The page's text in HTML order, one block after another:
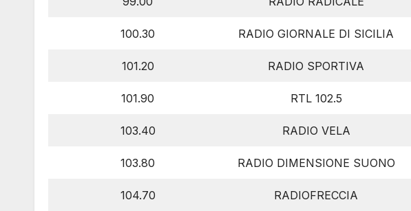
100.30 RADIO GIORNALE DI SICILIA
101.20 RADIO SPORTIVA
101.90 RTL 102.5
103.40 RADIO VELA
103.80 RADIO DIMENSIONE SUONO
104.70 RADIOFRECCIA